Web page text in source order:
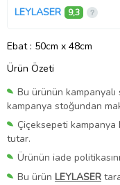
LEYLASER 9,3
Ebat : 50cm x 48cm
Ürün Özeti
Bu ürünün kampanyalı
kampanya stoğundan
Çiçeksepeti kampanya
tutar.
Ürünün iade
Bu ürün LEYLASER